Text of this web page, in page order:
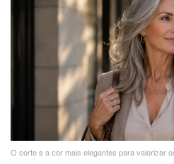
O corte e a cor mais elegantes para valorizar